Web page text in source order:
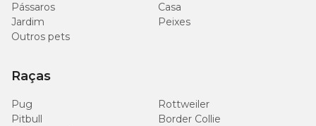
Pássaros
Casa
Jardim
Peixes
Outros pets
Raças
Pug
Rottweiler
Pitbull
Border Collie